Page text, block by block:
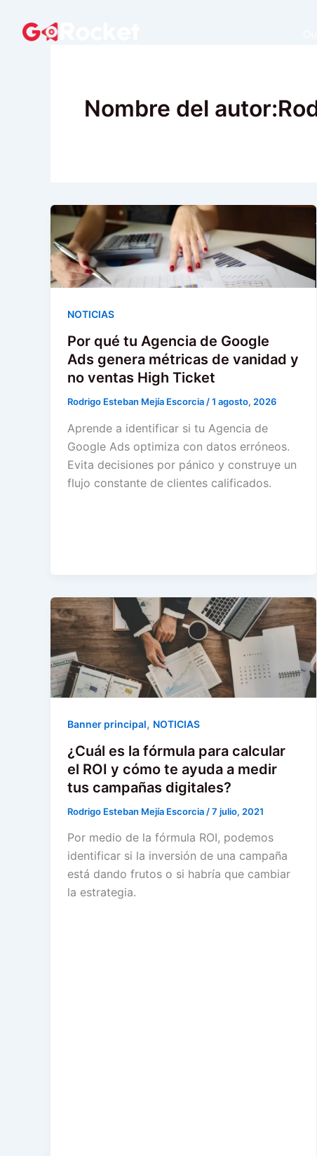
contenido
Nombre del
NOTICIAS
Por qué tu Agencia de Google
Ads genera métricas de vanidad y
no ventas High Ticket
Rodrigo Esteban Mejía Escorcia /1 agosto, 2026
Aprende a identificar si tu Agencia de
Google Ads optimiza con datos erróneos.
Evita decisiones por pánico y construye un
flujo constante de clientes calificados.
Banner principal, NOTICIAS
¿Cuál es la fórmula para calcular
el ROI y cómo te ayuda a medir
tus campañas digitales?
Rodrigo Esteban Mejía Escorcia /7 julio, 2021
Por medio de la fórmula ROI, podemos
identificar si la inversión de una campaña
está dando frutos o si habría que cambiar
la estrategia.